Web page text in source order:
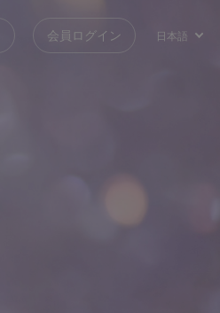
会員ログイン 日本語